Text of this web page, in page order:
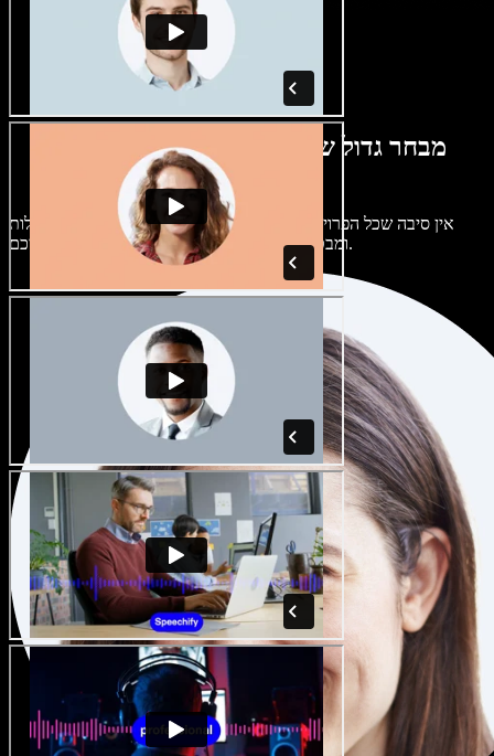
מבחר גדול של קולות נשים וגברים במגוון
מבטאים
אין סיבה שכל הפרויקטים יישמעו אותו דבר. בחרו מתוך מאות קולות
ומבטאים של בינה מלאכותית והתאימו אותם אליכם.